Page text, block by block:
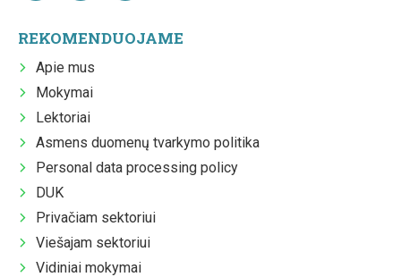
REKOMENDUOJAME
Apie mus
Mokymai
Lektoriai
Asmens duomenų tvarkymo politika
Personal data processing policy
DUK
Privačiam sektoriui
Viešajam sektoriui
Vidiniai mokymai